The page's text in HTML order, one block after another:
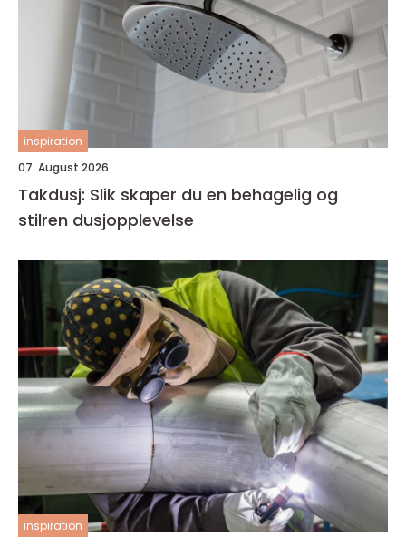
inspiration
07. August 2026
Takdusj: Slik skaper du en behagelig og
stilren dusjopplevelse
inspiration